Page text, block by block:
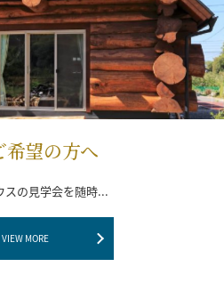
希望の方へ
スの見学会を随時...
VIEW MORE